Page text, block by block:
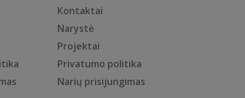
Kontaktai
Narystė
Projektai
Privatumo politika
Narių prisijungimas